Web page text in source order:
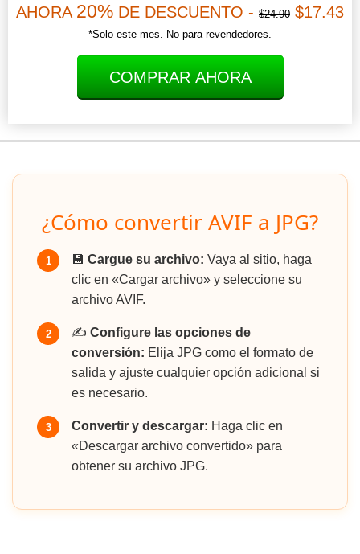
AHORA 20% DE DESCUENTO - $24.90 $17.43
*Solo este mes. No para revendedores.
COMPRAR AHORA
¿Cómo convertir AVIF a JPG?
1 💾 Cargue su archivo: Vaya al sitio, haga
clic en «Cargar archivo» y seleccione su
archivo AVIF.
2 ✍️ Configure las opciones de
conversión: Elija JPG como el formato de
salida y ajuste cualquier opción adicional si
es necesario.
3 Convertir y descargar: Haga clic en
«Descargar archivo convertido» para
obtener su archivo JPG.